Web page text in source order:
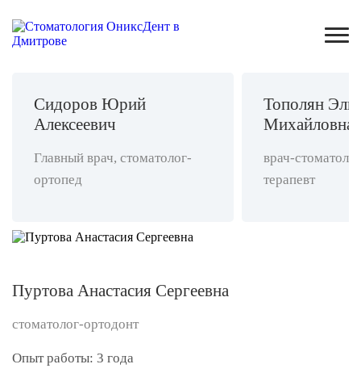
Сидоров Юрий
Алексеевич
Главный врач, стоматолог-
ортопед
Тополян
Михайловна
врач-
терапевт
Пуртова Анастасия Сергеевна
стоматолог-ортодонт
Опыт работы: 3 года